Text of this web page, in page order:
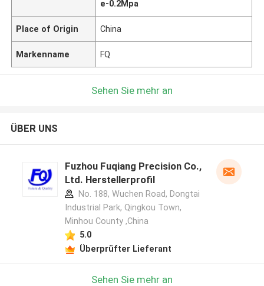
e-0.2Mpa
Place of Origin China
Markenname FQ
Sehen Sie mehr an
ÜBER UNS
Fuzhou Fuqiang Precision Co.,
Ltd. Herstellerprofil
No. 188, Wuchen Road, Dongtai
Industrial Park, Qingkou Town,
Minhou County ,China
5.0
Überprüfter Lieferant
Sehen Sie mehr an